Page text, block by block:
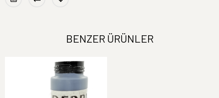
BENZER ÜRÜNLER